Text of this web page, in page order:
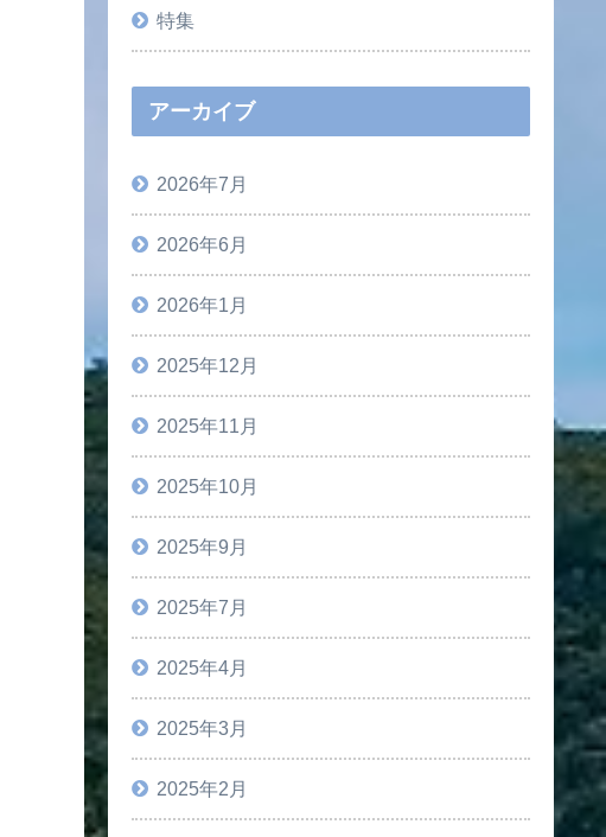
特集
アーカイブ
2026年7月
2026年6月
2026年1月
2025年12月
2025年11月
2025年10月
2025年9月
2025年7月
2025年4月
2025年3月
2025年2月